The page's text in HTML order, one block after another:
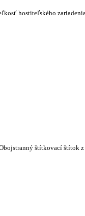
hostiteľského
štítkovací štítok